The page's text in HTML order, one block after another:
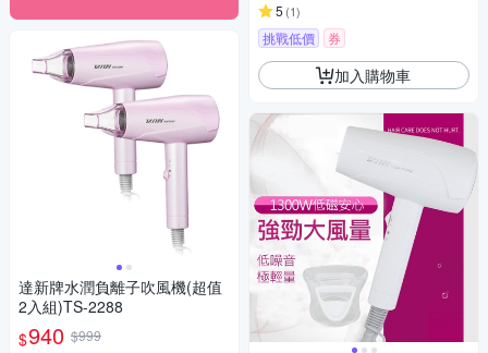
達新牌水潤負離子吹風機(超值
2入組)TS-2288
$940 $999
5 (1)
挑戰低價 券
加入購物車